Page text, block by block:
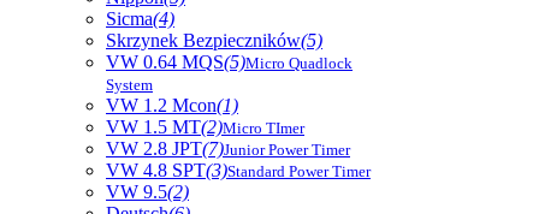
Sicma(4)
Skrzynek Bezpieczników(5)
VW 0.64 MQS(5)Micro Quadlock
System
VW 1.2 Mcon(1)
VW 1.5 MT(2)Micro TImer
VW 2.8 JPT(7)Junior Power Timer
VW 4.8 SPT(3)Standard Power Timer
VW 9.5(2)